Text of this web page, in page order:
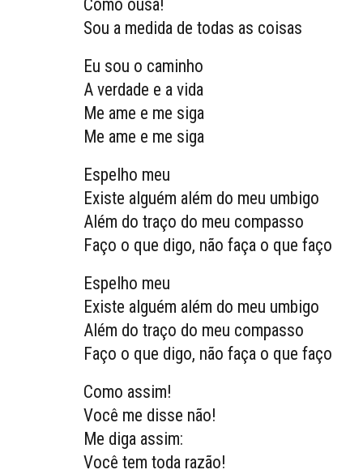
Como ousa!
Sou a medida de todas as coisas
Eu sou o caminho
A verdade e a vida
Me ame e me siga
Me ame e me siga
Espelho meu
Existe alguém além do meu umbigo
Além do traço do meu compasso
Faço o que digo, não faça o que faço
Espelho meu
Existe alguém além do meu umbigo
Além do traço do meu compasso
Faço o que digo, não faça o que faço
Como assim!
Você me disse não!
Me diga assim:
Você tem toda razão!